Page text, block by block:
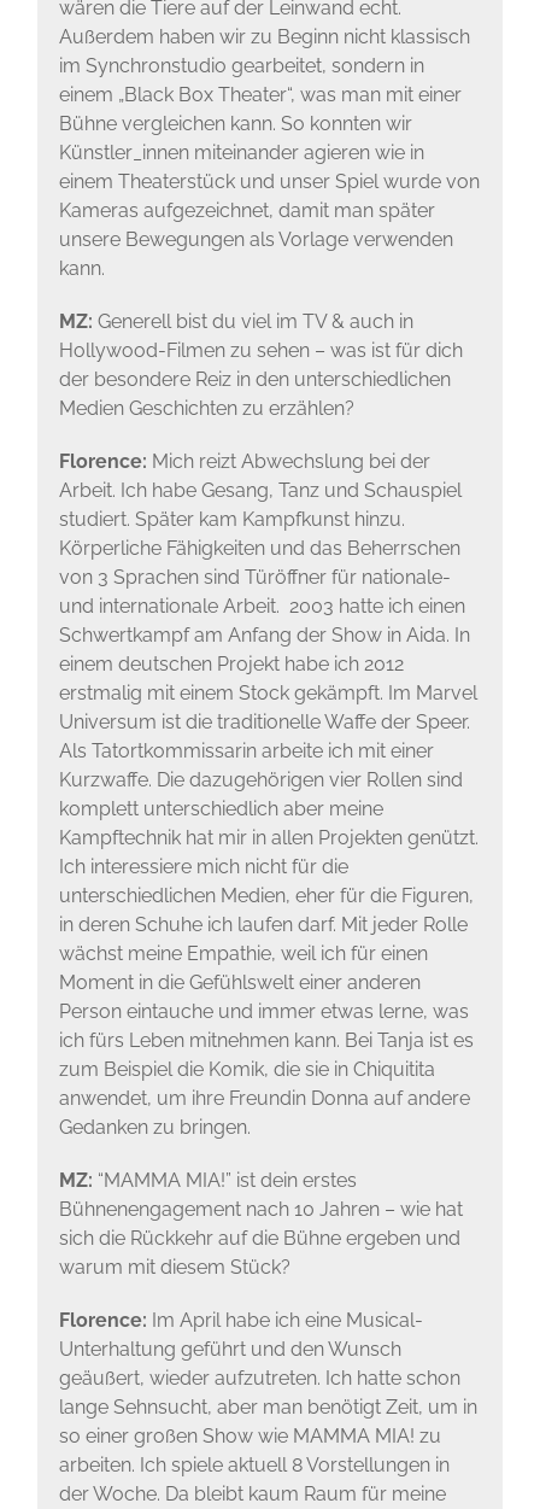
wären die Tiere auf der Leinwand echt.
Außerdem haben wir zu Beginn nicht klassisch
im Synchronstudio gearbeitet, sondern in
einem „Black Box Theater“, was man mit einer
Bühne vergleichen kann. So konnten wir
Künstler_innen miteinander agieren wie in
einem Theaterstück und unser Spiel wurde von
Kameras aufgezeichnet, damit man später
unsere Bewegungen als Vorlage verwenden
kann.
MZ: Generell bist du viel im TV & auch in
Hollywood-Filmen zu sehen – was ist für dich
der besondere Reiz in den unterschiedlichen
Medien Geschichten zu erzählen?
Florence: Mich reizt Abwechslung bei der
Arbeit. Ich habe Gesang, Tanz und Schauspiel
studiert. Später kam Kampfkunst hinzu.
Körperliche Fähigkeiten und das Beherrschen
von 3 Sprachen sind Türöffner für nationale-
und internationale Arbeit. 2003 hatte ich einen
Schwertkampf am Anfang der Show in Aida. In
einem deutschen Projekt habe ich 2012
erstmalig mit einem Stock gekämpft. Im Marvel
Universum ist die traditionelle Waffe der Speer.
Als Tatortkommissarin arbeite ich mit einer
Kurzwaffe. Die dazugehörigen vier Rollen sind
komplett unterschiedlich aber meine
Kampftechnik hat mir in allen Projekten genützt.
Ich interessiere mich nicht für die
unterschiedlichen Medien, eher für die Figuren,
in deren Schuhe ich laufen darf. Mit jeder Rolle
wächst meine Empathie, weil ich für einen
Moment in die Gefühlswelt einer anderen
Person eintauche und immer etwas lerne, was
ich fürs Leben mitnehmen kann. Bei Tanja ist es
zum Beispiel die Komik, die sie in Chiquitita
anwendet, um ihre Freundin Donna auf andere
Gedanken zu bringen.
MZ: “MAMMA MIA!” ist dein erstes
Bühnenengagement nach 10 Jahren – wie hat
sich die Rückkehr auf die Bühne ergeben und
warum mit diesem Stück?
Florence: Im April habe ich eine Musical-
Unterhaltung geführt und den Wunsch
geäußert, wieder aufzutreten. Ich hatte schon
lange Sehnsucht, aber man benötigt Zeit, um in
so einer großen Show wie MAMMA MIA! zu
arbeiten. Ich spiele aktuell 8 Vorstellungen in
der Woche. Da bleibt kaum Raum für meine